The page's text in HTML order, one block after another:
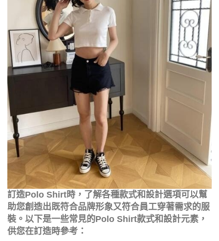
訂造Polo Shirt時，了解各種款式和設計選項可以幫
助您創造出既符合品牌形象又符合員工穿著需求的服
裝。以下是一些常見的Polo Shirt款式和設計元素，
供您在訂造時參考：